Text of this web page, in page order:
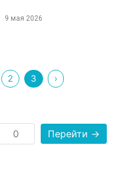
9 мая 2026
2 3 ›
Перейти →